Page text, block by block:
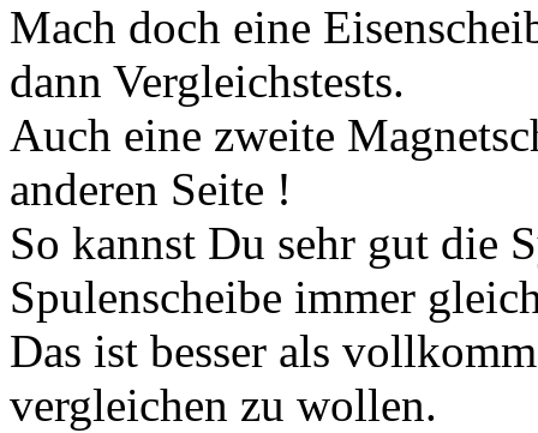
Mach doch eine
dann Vergleichstests.
Auch eine zweite
anderen Seite !
So kannst Du sehr gut die
Spulenscheibe immer
Das ist besser als
vergleichen zu wollen.